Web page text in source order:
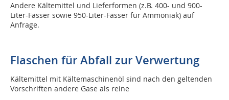
Andere Kältemittel und Lieferformen (z.B. 400- und 900-
Liter-Fässer sowie 950-Liter-Fässer für Ammoniak) auf
Anfrage.
Flaschen für Abfall zur Verwertung
Kältemittel mit Kältemaschinenöl sind nach den geltenden
Vorschriften andere Gase als reine